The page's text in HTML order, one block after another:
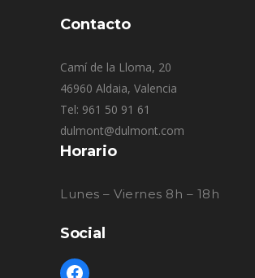
Contacto
Camí de la Lloma, 20
46960 Aldaia, Valencia
Tel: 961 50 91 61
dulmont@dulmont.com
Horario
Lunes – Viernes 8h – 18h
Social